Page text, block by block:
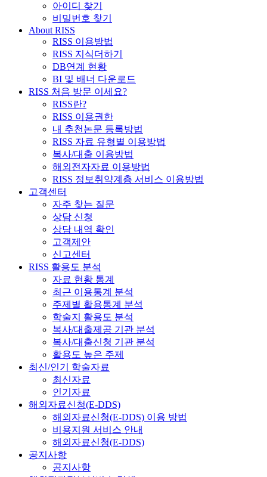
아이디 찾기
비밀번호 찾기
About RISS
RISS 이용방법
RISS 지식더하기
DB연계 현황
BI 및 배너 다운로드
RISS 처음 방문 이세요?
RISS란?
RISS 이용권한
내 추천논문 등록방법
RISS 자료 유형별 이용방법
복사/대출 이용방법
해외전자자료 이용방법
RISS 정보취약계층 서비스 이용방법
고객센터
자주 찾는 질문
상담 신청
상담 내역 확인
고객제안
신고센터
RISS 활용도 분석
자료 현황 통계
최근 이용통계 분석
주제별 활용통계 분석
학술지 활용도 분석
복사/대출제공 기관 분석
복사/대출신청 기관 분석
활용도 높은 주제
최신/인기 학술자료
최신자료
인기자료
해외자료신청(E-DDS)
해외자료신청(E-DDS) 이용 방법
비용지원 서비스 안내
해외자료신청(E-DDS)
공지사항
공지사항